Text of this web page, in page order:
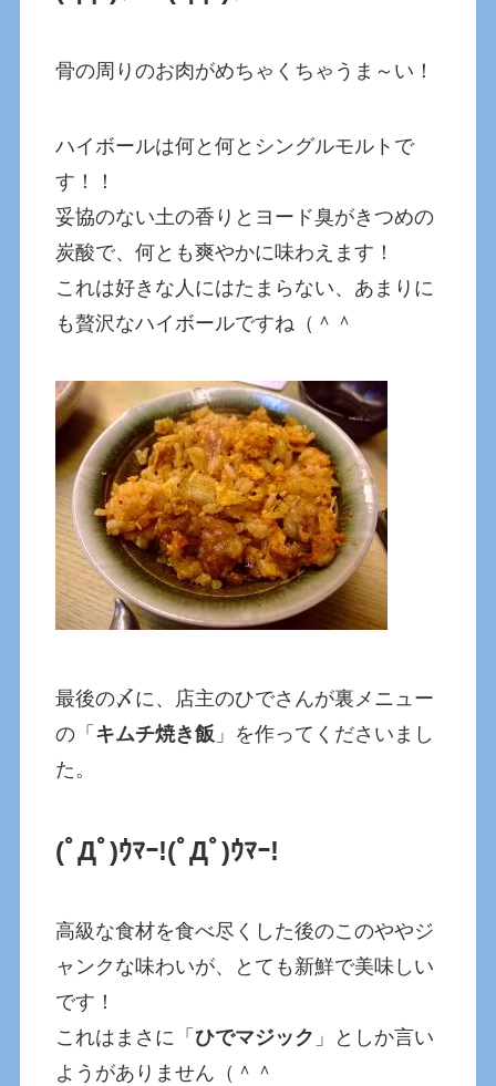
骨の周りのお肉がめちゃくちゃうま～い！
ハイボールは何と何とシングルモルトで
す！！
妥協のない土の香りとヨード臭がきつめの
炭酸で、何とも爽やかに味わえます！
これは好きな人にはたまらない、あまりに
も贅沢なハイボールですね（＾＾
最後の〆に、店主のひでさんが裏メニュー
の「 キムチ焼き飯 」を作ってくださいまし
た。
(ﾟДﾟ)ｳﾏｰ!(ﾟДﾟ)ｳﾏｰ!
高級な食材を食べ尽くした後のこのややジ
ャンクな味わいが、とても新鮮で美味しい
です！
これはまさに「ひでマジック 」としか言い
ようがありません（＾＾